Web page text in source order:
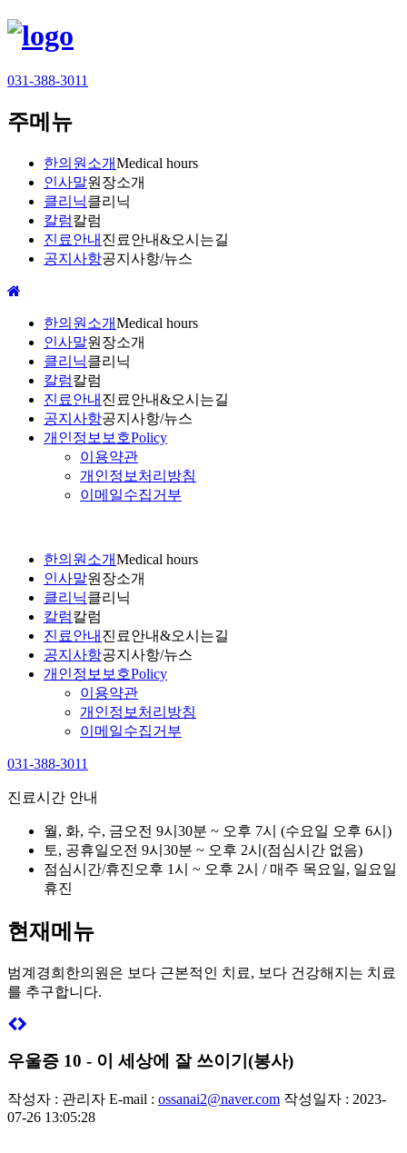
031-388-3011
주메뉴
한의원소개Medical hours
인사말원장소개
클리닉클리닉
칼럼칼럼
진료안내 진료안내&오시는길
공지사항공지사항/뉴스
한의원소개Medical hours
인사말원장소개
클리닉클리닉
칼럼칼럼
진료안내 진료안내&오시는길
공지사항공지사항/뉴스
개인정보보호Policy
이용약관
개인정보처리방침
이메일수집거부
한의원소개Medical hours
인사말원장소개
클리닉클리닉
칼럼칼럼
진료안내 진료안내&오시는길
공지사항공지사항/뉴스
개인정보보호Policy
이용약관
개인정보처리방침
이메일수집거부
031-388-3011
진료시간 안내
월, 화, 수, 금오전 9시30분 ~ 오후 7시 (수요일 오후 6시)
토, 공휴일 오전 9시30분 ~ 오후 2시(점심시간 없음)
점심시간/휴진 오후 1시 ~ 오후 2시 / 매주 목요일, 일요일
휴진
현재메뉴
범계경희한의원은 보다 근본적인 치료, 보다 건강해지는 치료
를 추구합니다.
우울증 10 - 이 세상에 잘 쓰이기(봉사)
작성자 : 관리자 E-mail : ossanai2@naver.com 작성일자 : 2023-
07-26 13:05:28